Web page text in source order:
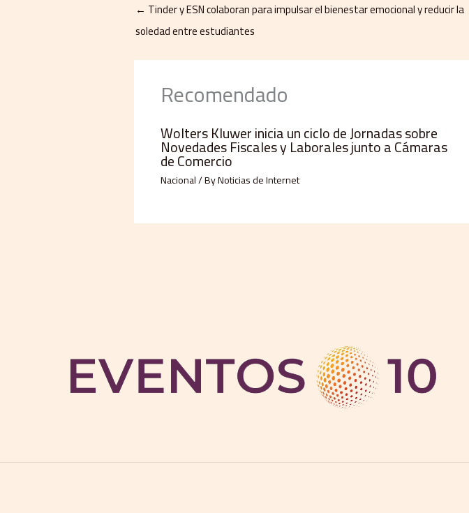
← Tinder y ESN colaboran para impulsar el bienestar emocional y reducir la
soledad entre estudiantes
Recomendado
Wolters Kluwer inicia un ciclo de Jornadas sobre
Novedades Fiscales y Laborales junto a Cámaras
de Comercio
Nacional/ ByNoticias de Internet